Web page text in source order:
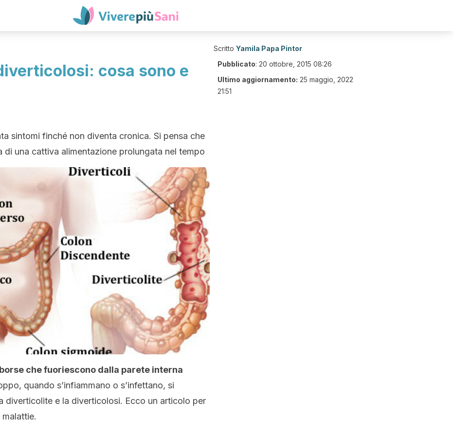
cosa sono e
sintomi finché non diventa cronica. Si pensa che
di una cattiva alimentazione prolungata nel tempo
che fuoriescono dalla parete interna
quando s’infiammano o s’infettano, si
diverticolite e la diverticolosi. Ecco un articolo per
Scritto Yamila Papa Pintor
Pubblicato: 20 ottobre, 2015 08:26
Ultimo aggiornamento: 25 maggio, 2022
21:51